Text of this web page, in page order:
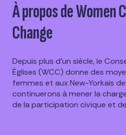
À propos de Women
Change
Depuis plus d'un siècle, le
Églises (WCC) donne des
femmes et aux New-Yorkais
continuerons à mener la
de la participation civique et